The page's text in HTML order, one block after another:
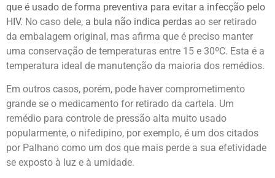
que é usado de forma preventiva para evitar a infecção pelo
HIV. No caso dele, a bula não indica perdas ao ser retirado
da embalagem original, mas afirma que é preciso manter
uma conservação de temperaturas entre 15 e 30ºC. Esta é a
temperatura ideal de manutenção da maioria dos remédios.
Em outros casos, porém, pode haver comprometimento
grande se o medicamento for retirado da cartela. Um
remédio para controle de pressão alta muito usado
popularmente, o nifedipino, por exemplo, é um dos citados
por Palhano como um dos que mais perde a sua efetividade
se exposto à luz e à umidade.